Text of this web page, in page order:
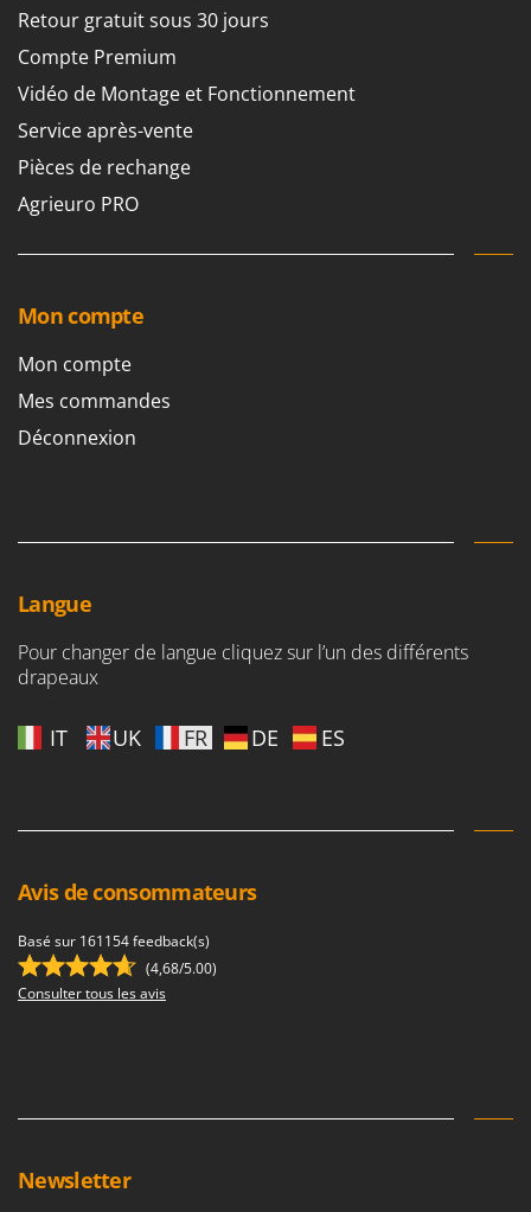
Volpi
W
Weber
Wolf Garten
Worx
Y Yard Force
Z
ZGrills
Zomax
Retour gratuit sous 30 jours
Compte Premium
Vidéo de Montage et Fonctionnement
Service après-vente
Pièces de rechange
Agrieuro PRO
Mon compte
Mon compte
Mes commandes
Déconnexion
Langue
Pour changer de langue cliquez sur l’un des différents
drapeaux
IT UK FR DE ES
Avis de consommateurs
Basé sur 161154 feedback(s)
(4,68/5.00)
Consulter tous les avis
Newsletter